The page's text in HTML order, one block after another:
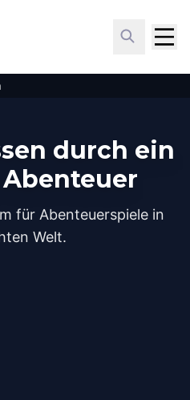
durch ein
für Abenteuerspiele in
Welt.